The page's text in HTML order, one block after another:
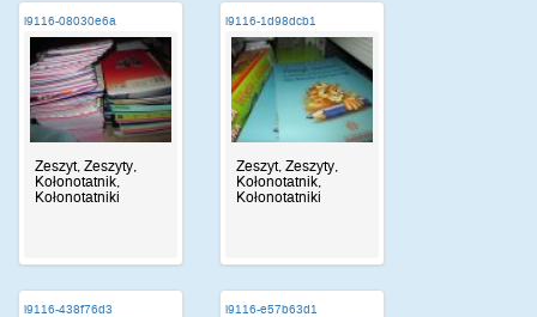
i9116-08030e6a
Zeszyt, Zeszyty,
Kołonotatnik,
Kołonotatniki
i9116-1d98dcb1
Zeszyt, Zeszyty,
Kołonotatnik,
Kołonotatniki
i9116-438f76d3 i9116-e57b63d1